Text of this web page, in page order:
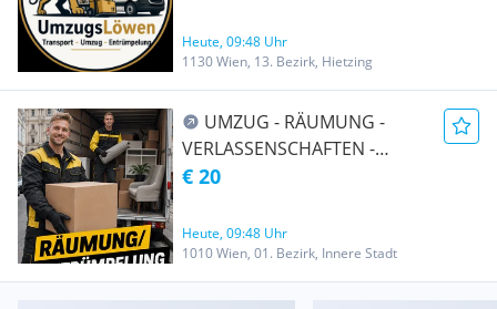
Heute, 09:48 Uhr
1130 Wien, 13. Bezirk, Hietzing
UMZUG - RÄUMUNG -
VERLASSENSCHAFTEN -
TRANSPORT -
ÜBERSIEDLUNG WIEN &
UMGEBUNG AUCH Ö-weit
und EU-weit
€ 20
Heute, 09:48 Uhr
1010 Wien, 01. Bezirk, Innere Stadt